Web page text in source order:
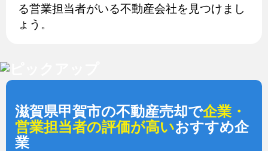
る営業担当者がいる不動産会社を見つけまし
ょう。
滋賀県甲賀市の不動産売却で企業・
営業担当者の評価が高いおすすめ企
業